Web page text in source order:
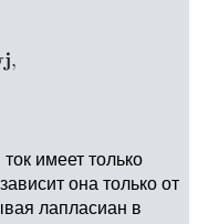
имеет только
она только от
лапласиан в